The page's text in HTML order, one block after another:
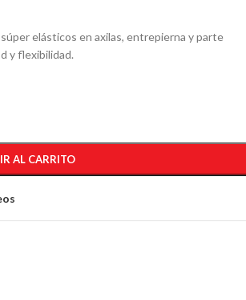
elásticos en axilas, entrepierna y parte
y flexibilidad.
AL CARRITO